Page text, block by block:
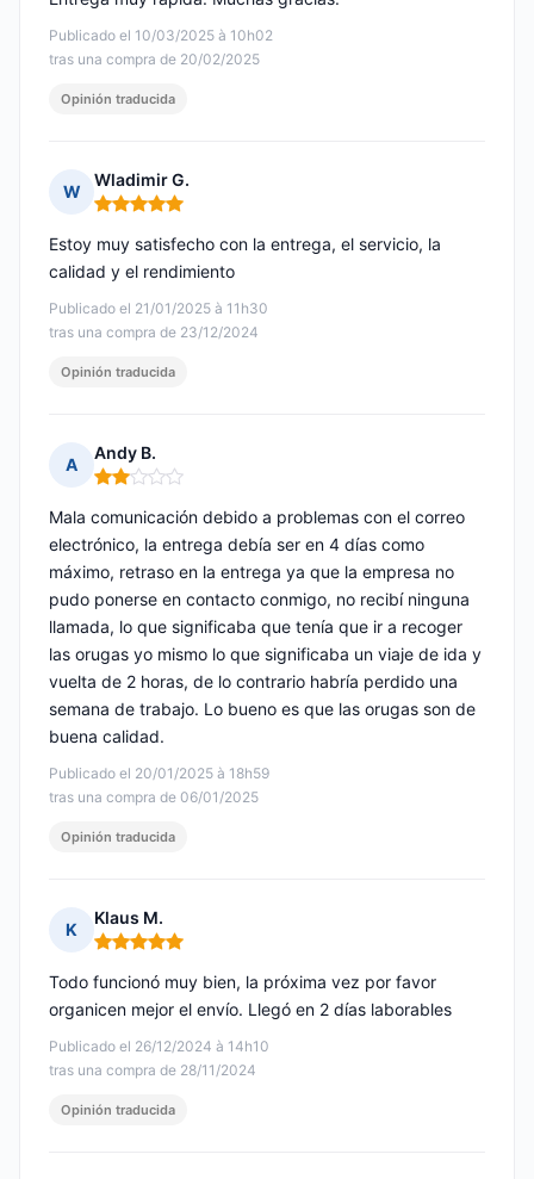
Publicado el 10/03/2025 à 10h02
tras una compra de 20/02/2025
Opinión traducida
W
Wladimir G.
Nota: 5 de 5
Publicado el 21/01/2025 à 11h30
tras una compra de 23/12/2024
Estoy muy satisfecho con la entrega, el servicio, la
calidad y el rendimiento
Opinión traducida
A
Andy B.
Nota: 2 de 5
Publicado el 20/01/2025 à 18h59
tras una compra de 06/01/2025
Mala comunicación debido a problemas con el correo
electrónico, la entrega debía ser en 4 días como
máximo, retraso en la entrega ya que la empresa no
pudo ponerse en contacto conmigo, no recibí ninguna
llamada, lo que significaba que tenía que ir a recoger
las orugas yo mismo lo que significaba un viaje de ida y
vuelta de 2 horas, de lo contrario habría perdido una
semana de trabajo. Lo bueno es que las orugas son de
buena calidad.
Opinión traducida
K
Klaus M.
Nota: 5 de 5
Publicado el 26/12/2024 à 14h10
tras una compra de 28/11/2024
Todo funcionó muy bien, la próxima vez por favor
organicen mejor el envío. Llegó en 2 días laborables
Opinión traducida